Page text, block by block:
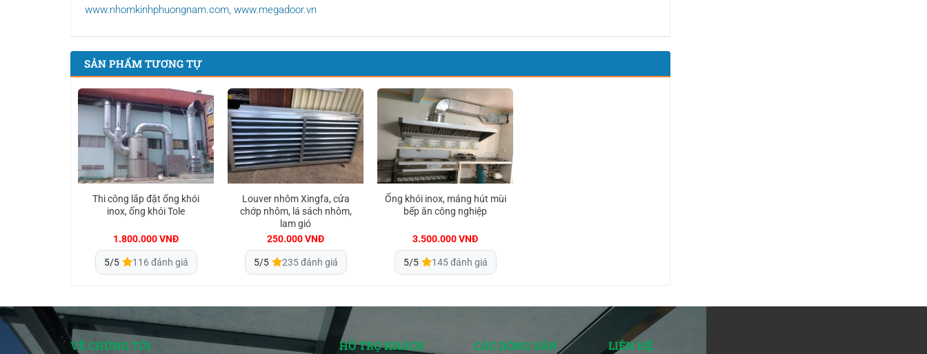
www.nhomkinhphuongnam.com, www.megadoor.vn
SẢN PHẨM TƯƠNG TỰ
Thi công lắp đặt ống khói
inox, ống khói Tole
1.800.000VNĐ
5/5 116 đánh giá
Louver nhôm Xingfa, cửa
chớp nhôm, lá sách nhôm,
lam gió
250.000VNĐ
5/5 235 đánh giá
Ống khói inox, máng hút mùi
bếp ăn công nghiệp
3.500.000VNĐ
5/5 145 đánh giá
VỀ CHÚNG TÔI
HỖ TRỢ KHÁCH
CÁC DÒNG SẢN
LIÊN HỆ